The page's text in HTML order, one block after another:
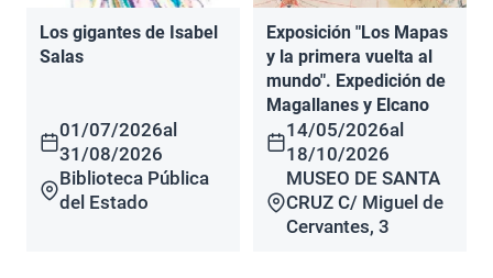
Los gigantes de Isabel
Salas
01/07/2026al
31/08/2026
Biblioteca Pública
del Estado
Exposición "Los Mapas
y la primera vuelta al
mundo". Expedición de
Magallanes y Elcano
14/05/2026al
18/10/2026
MUSEO DE SANTA
CRUZ C/ Miguel de
Cervantes, 3